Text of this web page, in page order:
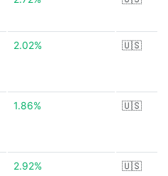
2.02% 🇺🇸
1.86% 🇺🇸
2.92% 🇺🇸